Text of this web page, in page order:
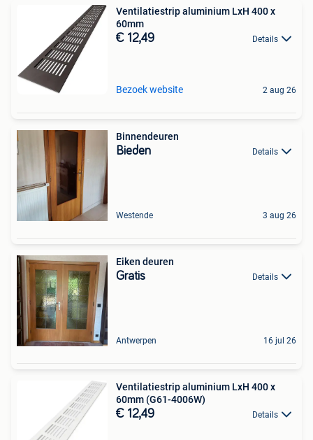
Ventilatiestrip aluminium LxH 400 x
60mm
€ 12,49 Details
Bezoek website 2 aug 26
Binnendeuren
Bieden Details
Westende 3 aug 26
Eiken deuren
Gratis Details
Antwerpen 16 jul 26
Ventilatiestrip aluminium LxH 400 x
60mm (G61-4006W)
€ 12,49 Details